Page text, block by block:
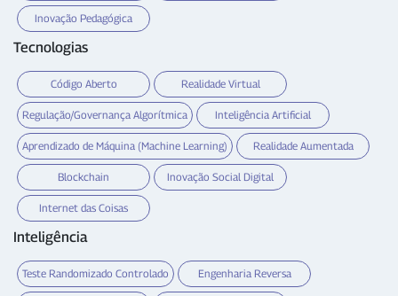
Inovação Pedagógica
Tecnologias
Código Aberto Realidade Virtual
Regulação/Governança Algorítmica Inteligência Artificial
Aprendizado de Máquina (Machine Learning) Realidade Aumentada
Blockchain Inovação Social Digital
Internet das Coisas
Inteligência
Teste Randomizado Controlado Engenharia Reversa